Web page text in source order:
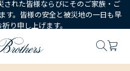
された皆様ならびにそのご家族・ご
す。皆様の安全と被災地の一日も早
り申し上げます。
セーター ウール フェアア